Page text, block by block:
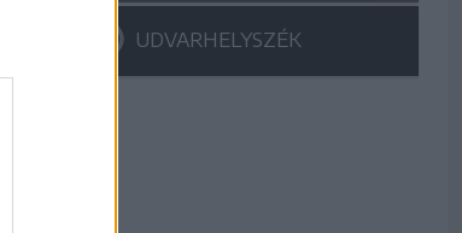
UDVARHELYSZÉK